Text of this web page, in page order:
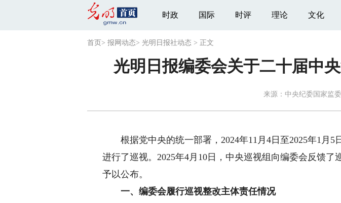
时政 国际 时评 理论 文化
首页 > 报网动态> 光明日报社动态 > 正文
光明日报编委会关于二十届中
来源： 中央纪委国家监
根据党中央的统一部署，2024年11月4日至2025年1月5
进行了巡视。2025年4月10日，中央巡视组向编委会反馈
予以公布。
一、编委会履行巡视整改主体责任情况